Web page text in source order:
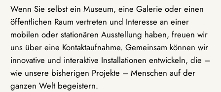
Wenn Sie selbst ein Museum, eine Galerie oder einen
öffentlichen Raum vertreten und Interesse an einer
mobilen oder stationären Ausstellung haben, freuen wir
uns über eine Kontaktaufnahme. Gemeinsam können wir
innovative und interaktive Installationen entwickeln, die –
wie unsere bisherigen Projekte – Menschen auf der
ganzen Welt begeistern.